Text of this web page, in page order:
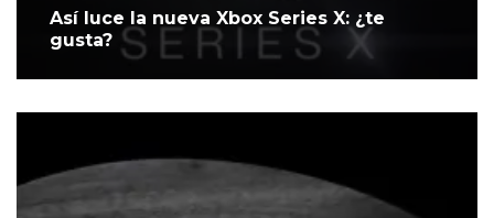
Así luce la nueva Xbox Series X: ¿te
gusta?